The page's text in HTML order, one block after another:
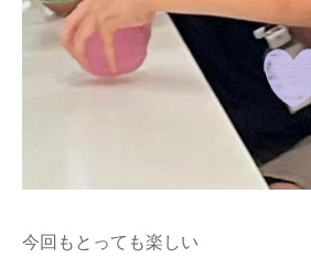
今回もとっても楽しい